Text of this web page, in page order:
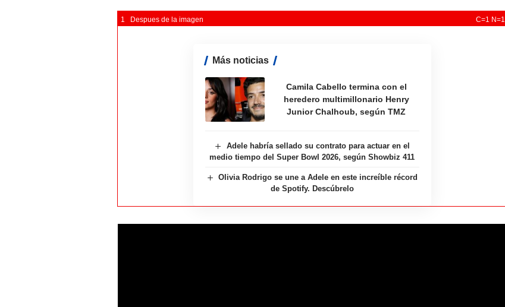
1 Despues de la imagen C=1 N=1
Más noticias
Camila Cabello termina con el
heredero multimillonario Henry
Junior Chalhoub, según TMZ
Adele habría sellado su contrato para actuar en el
medio tiempo del Super Bowl 2026, según Showbiz 411
Olivia Rodrigo se une a Adele en este increíble récord
de Spotify. Descúbrelo